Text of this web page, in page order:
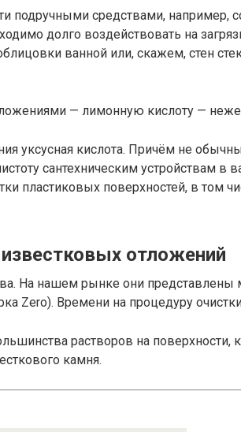
подручными средствами,
долго воздействовать на
ванной или, скажем, стен
— лимонную кислоту —
уксусная кислота. Причём не
сантехническим устройствам в
пластиковых поверхностей, в том
отложений
На нашем рынке они представлены
Zero). Времени на процедуру
растворов на
камня.